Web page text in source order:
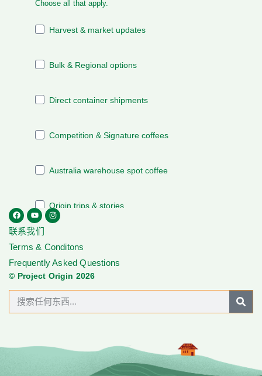
联系我们
Terms & Conditons
Frequently Asked Questions
© Project Origin 2026